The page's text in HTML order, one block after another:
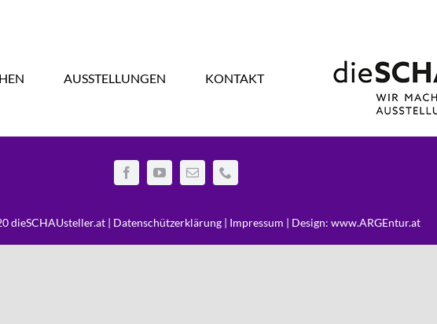
AUSSTELLUNGEN KONTAKT
dieSCHAUsteller.at | Datenschützerklärung | Impressum | Design: www.ARGEntur.at